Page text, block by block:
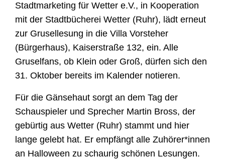
Stadtmarketing für Wetter e.V., in Kooperation
mit der Stadtbücherei Wetter (Ruhr), lädt erneut
zur Grusellesung in die Villa Vorsteher
(Bürgerhaus), Kaiserstraße 132, ein. Alle
Gruselfans, ob Klein oder Groß, dürfen sich den
31. Oktober bereits im Kalender notieren.
Für die Gänsehaut sorgt an dem Tag der
Schauspieler und Sprecher Martin Bross, der
gebürtig aus Wetter (Ruhr) stammt und hier
lange gelebt hat. Er empfängt alle Zuhörer*innen
an Halloween zu schaurig schönen Lesungen.